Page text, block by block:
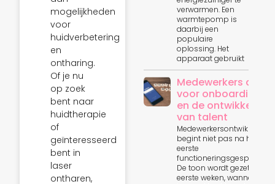
mogelijkheden
voor
huidverbetering
en
ontharing.
Of je nu
op zoek
bent naar
huidtherapie
of
geïnteresseerd
bent in
laser
ontharen,
verwarmen. Een
warmtepomp is
daarbij een
populaire
oplossing. Het
apparaat gebruikt
Medewerkers app
voor onboarding
en de ontwikkeling
van talent
Medewerkersontwikkeling
begint niet pas na het
eerste
functioneringsgesprek.
De toon wordt gezet in de
eerste weken, wanneer